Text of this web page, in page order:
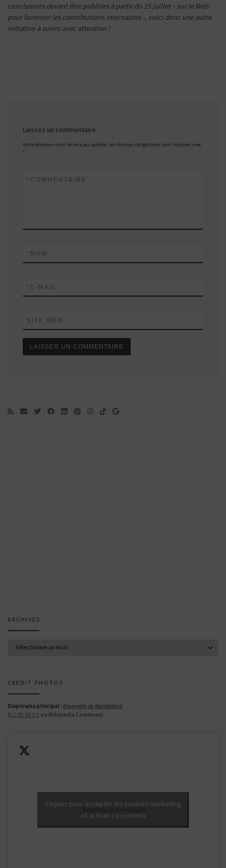
conclusions devant être publiées à partir du 15 juillet – sur le Web
pour favoriser les contributions internautes -, voici donc une autre
initiative à suivre avec attention !
Laissez un commentaire
Votre adresse e-mail ne sera pas publiée. Les champs obligatoires sont indiqués avec
*
COMMENTAIRE
*
NOM
*
E-MAIL
*
SITE WEB
ARCHIVES
CRÉDIT PHOTOS
Diaporama principal : Ensemble de Mandelbrot
(CC BY-SA 3.0 via Wikimedia Commons)
Tweets by corinnedangas
Cliquez pour accepter les cookies marketing
et activer ce contenu